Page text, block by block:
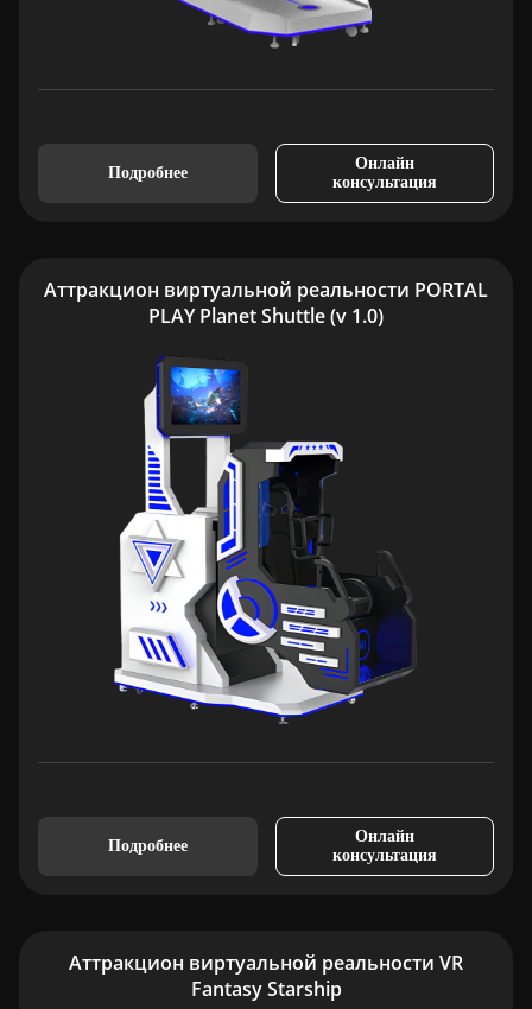
Подробнее
Онлайн
консультация
Аттракцион виртуальной реальности PORTAL
PLAY Planet Shuttle (v 1.0)
Подробнее
Онлайн
консультация
Аттракцион виртуальной реальности VR
Fantasy Starship